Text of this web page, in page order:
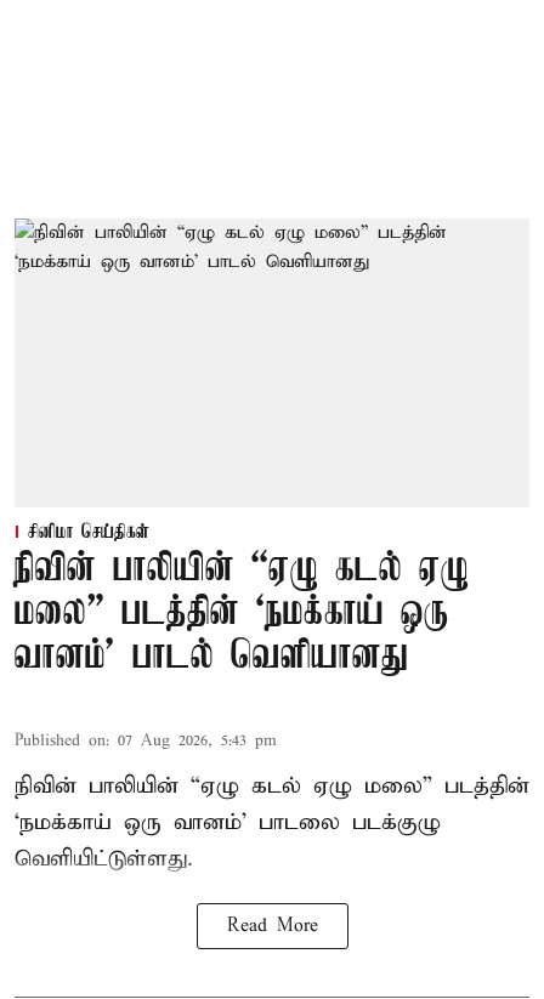
சினிமா செய்திகள்
நிவின் பாலியின் “ஏழு கடல் ஏழு
மலை” படத்தின் ‘நமக்காய் ஒரு
வானம்’ பாடல் வெளியானது
Published on: 07 Aug 2026, 5:43 pm
நிவின் பாலியின் “ஏழு கடல் ஏழு மலை” படத்தின்
‘நமக்காய் ஒரு வானம்’ பாடலை படக்குழு
வெளியிட்டுள்ளது.
Read More